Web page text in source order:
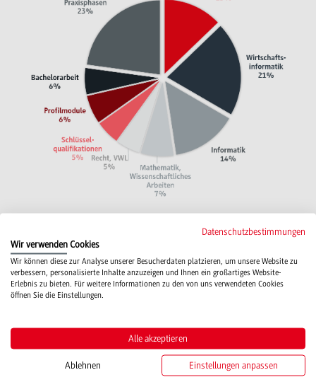
Studienrichtung Application Management
In der Studienrichtung Application Management
detaillierter eingegangen:
Allgemeine BWL: Vertiefung der
Datenschutzbestimmungen
Wir verwenden Cookies
Wir können diese zur Analyse unserer Besucherdaten platzieren, um unsere Website zu
verbessern, personalisierte Inhalte anzuzeigen und Ihnen ein großartiges Website-
Erlebnis zu bieten. Für weitere Informationen zu den von uns verwendeten Cookies
öffnen Sie die Einstellungen.
Alle akzeptieren
Ablehnen Einstellungen anpassen